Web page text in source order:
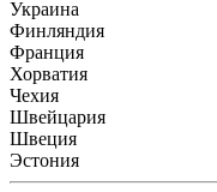
Украина
Финляндия
Франция
Хорватия
Чехия
Швейцария
Швеция
Эстония